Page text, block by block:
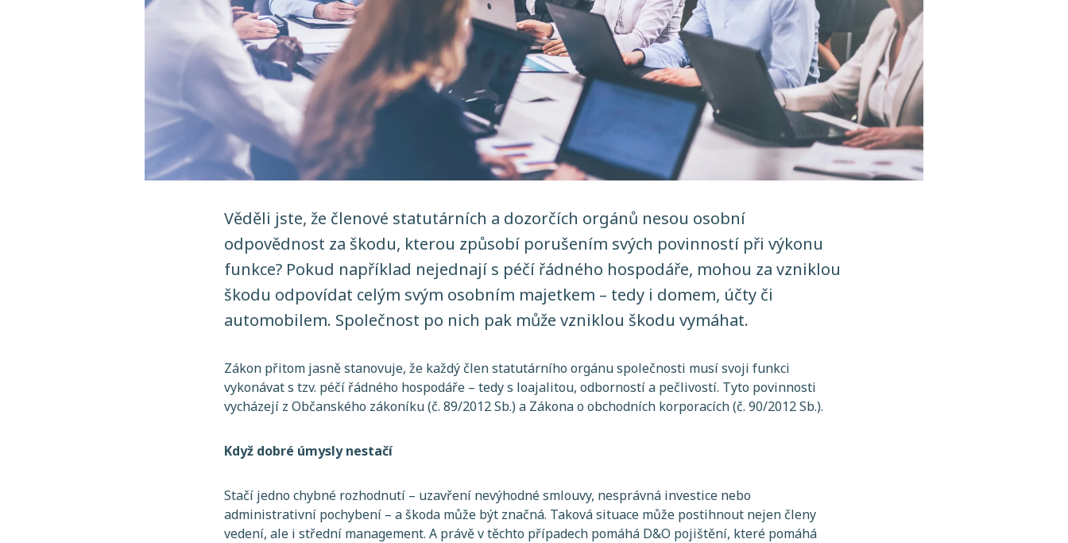
Věděli jste, že členové statutárních a dozorčích orgánů nesou osobní
odpovědnost za škodu, kterou způsobí porušením svých povinností při výkonu
funkce? Pokud například nejednají s péčí řádného hospodáře, mohou za vzniklou
škodu odpovídat celým svým osobním majetkem – tedy i domem, účty či
automobilem. Společnost po nich pak může vzniklou škodu vymáhat.
Zákon přitom jasně stanovuje, že každý člen statutárního orgánu společnosti musí svoji funkci
vykonávat s tzv. péčí řádného hospodáře – tedy s loajalitou, odborností a pečlivostí. Tyto povinnosti
vycházejí z Občanského zákoníku (č. 89/2012 Sb.) a Zákona o obchodních korporacích (č. 90/2012 Sb.).
Když dobré úmysly nestačí
Stačí jedno chybné rozhodnutí – uzavření nevýhodné smlouvy, nesprávná investice nebo
administrativní pochybení – a škoda může být značná. Taková situace může postihnout nejen členy
vedení, ale i střední management. A právě v těchto případech pomáhá D&O pojištění, které pomáhá